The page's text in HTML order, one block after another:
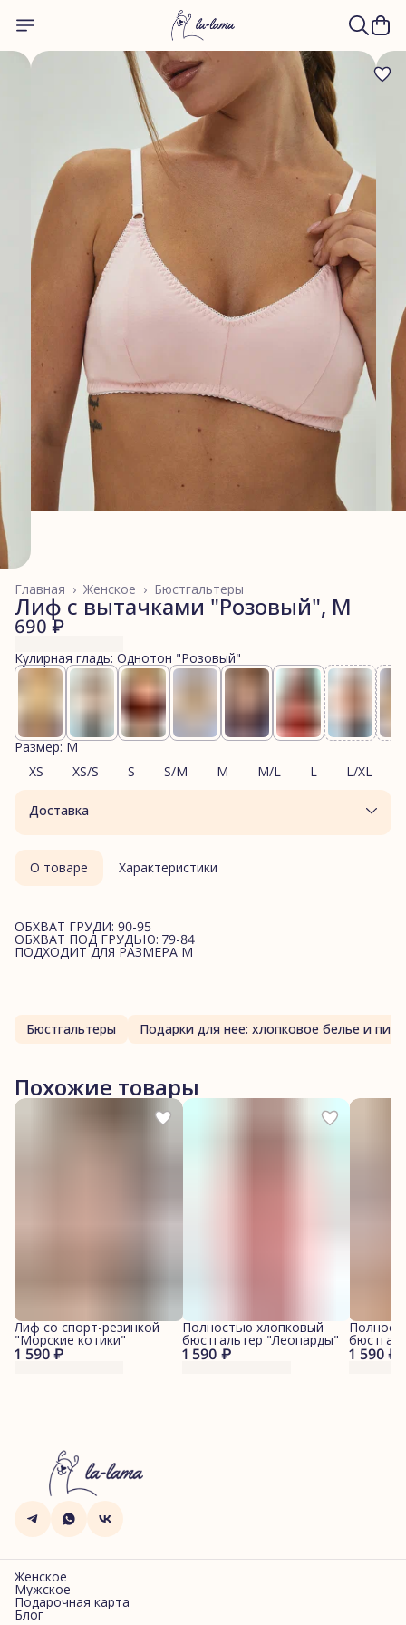
Бюстгальтеры
Женское ›
Главная ›
Лиф с вытачками "Розовый", M
690 ₽
Кулирная гладь: Однотон "Розовый"
Размер: M
XS
XS/S S S/M M M/L L L/XL
Доставка
О товаре Характеристики
ОБХВАТ ГРУДИ: 90-95
ОБХВАТ ПОД ГРУДЬЮ: 79-84
ПОДХОДИТ ДЛЯ РАЗМЕРА M
Бюстгальтеры
Похожие товары
1 590 ₽
Лиф со спорт-резинкой
"Морские котики"
1 590 ₽
Полностью хлопковый
бюстгальтер "Леопарды"
1 590 ₽
котики"
Женское
Мужское
Подарочная карта
Блог